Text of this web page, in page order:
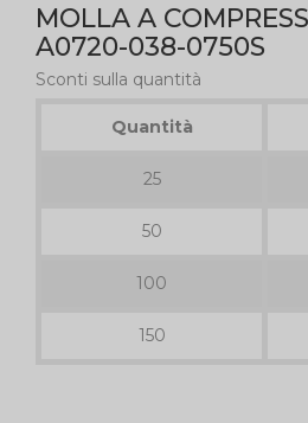
MOLLA A
A0720-038-0750S
Sconti sulla quantità
Quantità
25
50
100
150